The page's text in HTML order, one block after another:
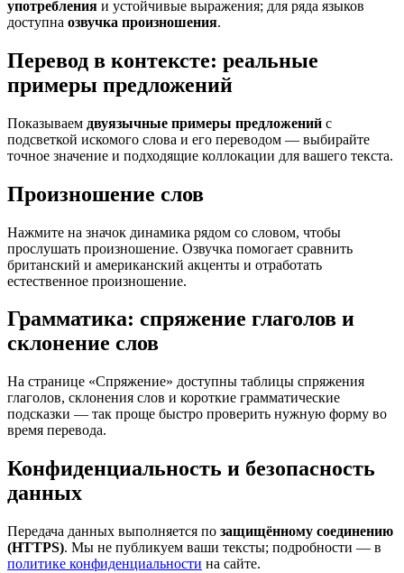
употребления и устойчивые выражения; для ряда языков
доступна озвучка произношения.
Перевод в контексте: реальные
примеры предложений
Показываем двуязычные примеры предложений с
подсветкой искомого слова и его переводом — выбирайте
точное значение и подходящие коллокации для вашего текста.
Произношение слов
Нажмите на значок динамика рядом со словом, чтобы
прослушать произношение. Озвучка помогает сравнить
британский и американский акценты и отработать
естественное произношение.
Грамматика: спряжение глаголов и
склонение слов
На странице «Спряжение» доступны таблицы спряжения
глаголов, склонения слов и короткие грамматические
подсказки — так проще быстро проверить нужную форму во
время перевода.
Конфиденциальность и безопасность
данных
Передача данных выполняется по защищённому соединению
(HTTPS). Мы не публикуем ваши тексты; подробности — в
политике конфиденциальности на сайте.